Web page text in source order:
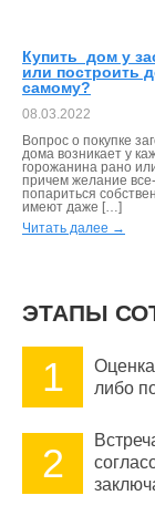
Купить дом у
или построить
самому?
08.03.2022
Вопрос о покупке
дома возникает у
горожанина рано
причем желание
попариться
имеют даже […]
Читать далее →
ЭТАПЫ
1
Оценка
либо
2